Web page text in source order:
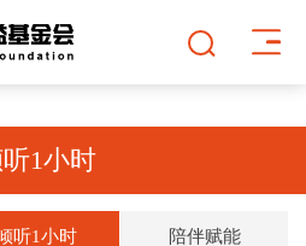
1小时
听1小时 陪伴赋能